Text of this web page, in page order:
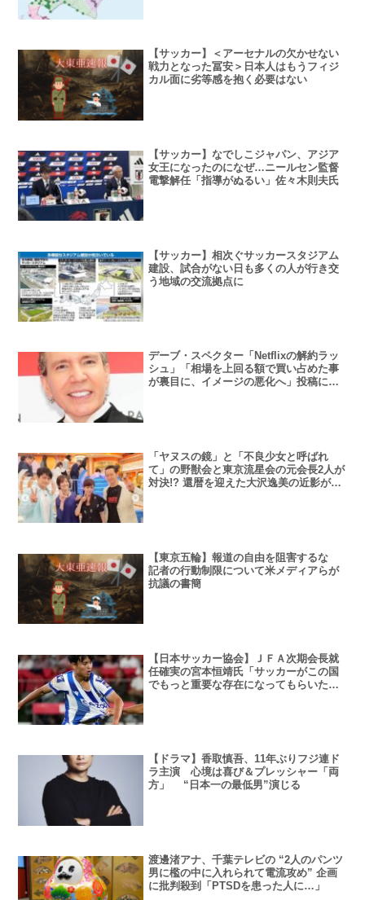
【サッカー】＜アーセナルの欠かせない
戦力となった冨安＞日本人はもうフィジ
カル面に劣等感を抱く必要はない
【サッカー】なでしこジャパン、アジア
女王になったのになぜ…ニールセン監督
電撃解任「指導がぬるい」佐々木則夫氏
【サッカー】相次ぐサッカースタジアム
建設、試合がない日も多くの人が行き交
う地域の交流拠点に
デーブ・スペクター「Netflixの解約ラッ
シュ」「相場を上回る額で買い占めた事
が裏目に、イメージの悪化へ」投稿に賛
「ヤヌスの鏡」と「不良少女と呼ばれ
て」の野獣会と東京流星会の元会長2人が
対決!? 還暦を迎えた大沢逸美の近影が美
【東京五輪】報道の自由を阻害するな
記者の行動制限について米メディアらが
抗議の書簡
【日本サッカー協会】ＪＦＡ次期会長就
任確実の宮本恒靖氏「サッカーがこの国
でもっと重要な存在になってもらいた
【ドラマ】香取慎吾、11年ぶりフジ連ド
ラ主演 心境は喜び＆プレッシャー「両
方」 “日本一の最低男”演じる
渡邊渚アナ、千葉テレビの “2人のパンツ
男に檻の中に入れられて電流攻め” 企画
に批判殺到「PTSDを患った人に…」